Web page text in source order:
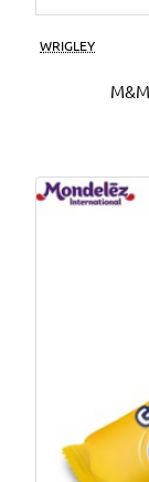
WRIGLEY